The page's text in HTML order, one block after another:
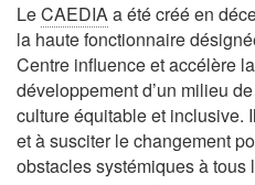
LeCAEDIAa été créé en
la haute fonctionnaire
Centre influence et accélère
développement d’un milieu
culture équitable et inclusive.
et à susciter le changement
obstacles systémiques à